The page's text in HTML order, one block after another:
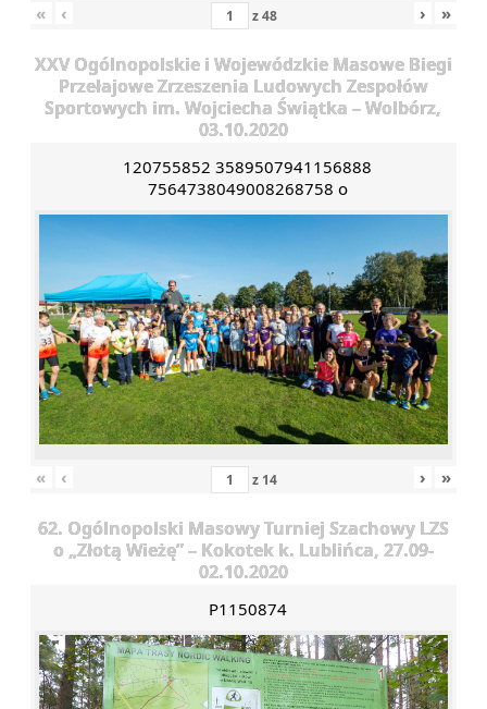
« ‹ z48 › »
XXV Ogólnopolskie i Wojewódzkie Masowe Biegi
Przełajowe Zrzeszenia Ludowych Zespołów
Sportowych im. Wojciecha Świątka – Wolbórz,
03.10.2020
120755852 3589507941156888
7564738049008268758 o
« ‹ z 14 › »
62. Ogólnopolski Masowy Turniej Szachowy LZS
o „Złotą Wieżę” – Kokotek k. Lublińca, 27.09-
02.10.2020
P1150874